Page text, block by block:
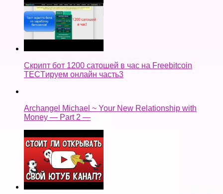
Скрипт бот 1200 сатошей в час на Freebitcoin
TECTируем онлайн часть3
Archangel Michael ~ Your New Relationship with
Money — Part 2 —